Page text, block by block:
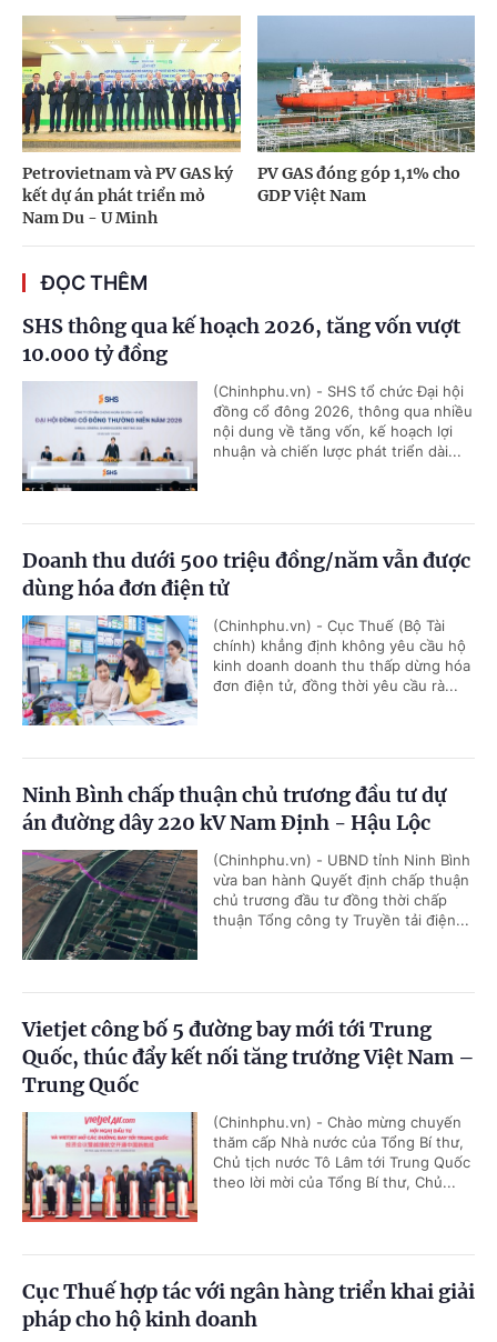
Petrovietnam và PV GAS ký
kết dự án phát triển mỏ
Nam Du - U Minh
PV GAS đóng góp 1,1% cho
GDP Việt Nam
ĐỌC THÊM
SHS thông qua kế hoạch 2026, tăng vốn vượt
10.000 tỷ đồng
(Chinhphu.vn) - SHS tổ chức Đại hội
đồng cổ đông 2026, thông qua nhiều
nội dung về tăng vốn, kế hoạch lợi
nhuận và chiến lược phát triển dài...
Doanh thu dưới 500 triệu đồng/năm vẫn được
dùng hóa đơn điện tử
(Chinhphu.vn) - Cục Thuế (Bộ Tài
chính) khẳng định không yêu cầu hộ
kinh doanh doanh thu thấp dừng hóa
đơn điện tử, đồng thời yêu cầu rà...
Ninh Bình chấp thuận chủ trương đầu tư dự
án đường dây 220 kV Nam Định - Hậu Lộc
(Chinhphu.vn) - UBND tỉnh Ninh Bình
vừa ban hành Quyết định chấp thuận
chủ trương đầu tư đồng thời chấp
thuận Tổng công ty Truyền tải điện...
Vietjet công bố 5 đường bay mới tới Trung
Quốc, thúc đẩy kết nối tăng trưởng Việt Nam –
Trung Quốc
(Chinhphu.vn) - Chào mừng chuyến
thăm cấp Nhà nước của Tổng Bí thư,
Chủ tịch nước Tô Lâm tới Trung Quốc
theo lời mời của Tổng Bí thư, Chủ...
Cục Thuế hợp tác với ngân hàng triển khai giải
pháp cho hộ kinh doanh